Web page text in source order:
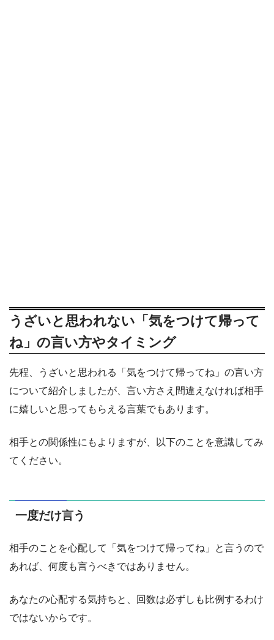
うざいと思われない「気をつけて帰って
ね」の言い方やタイミング
先程、うざいと思われる「気をつけて帰ってね」の言い方
について紹介しましたが、言い方さえ間違えなければ相手
に嬉しいと思ってもらえる言葉でもあります。
相手との関係性にもよりますが、以下のことを意識してみ
てください。
一度だけ言う
相手のことを心配して「気をつけて帰ってね」と言うので
あれば、何度も言うべきではありません。
あなたの心配する気持ちと、回数は必ずしも比例するわけ
ではないからです。